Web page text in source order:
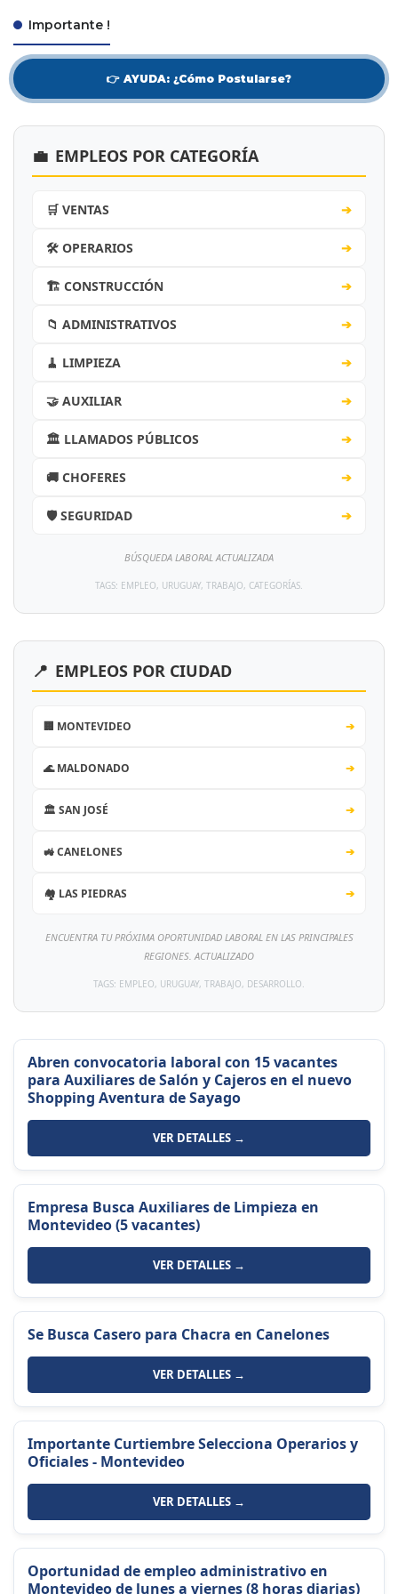
Importante !
👉 AYUDA: ¿Cómo Postularse?
💼 EMPLEOS POR CATEGORÍA
🛒 VENTAS ➔
🛠️ OPERARIOS ➔
🏗️ CONSTRUCCIÓN ➔
📁 ADMINISTRATIVOS ➔
🧹 LIMPIEZA ➔
🤝 AUXILIAR ➔
🏛️ LLAMADOS PÚBLICOS ➔
🚚 CHOFERES ➔
🛡️ SEGURIDAD ➔
BÚSQUEDA LABORAL ACTUALIZADA
TAGS: EMPLEO, URUGUAY, TRABAJO, CATEGORÍAS.
📍 EMPLEOS POR CIUDAD
🏢 MONTEVIDEO ➔
🌊 MALDONADO ➔
🏛️ SAN JOSÉ ➔
🚜 CANELONES ➔
🏘️ LAS PIEDRAS ➔
ENCUENTRA TU PRÓXIMA OPORTUNIDAD LABORAL EN LAS PRINCIPALES
REGIONES. ACTUALIZADO
TAGS: EMPLEO, URUGUAY, TRABAJO, DESARROLLO.
Abren convocatoria laboral con 15 vacantes
para Auxiliares de Salón y Cajeros en el nuevo
Shopping Aventura de Sayago
VER DETALLES →
Empresa Busca Auxiliares de Limpieza en
Montevideo (5 vacantes)
VER DETALLES →
Se Busca Casero para Chacra en Canelones
VER DETALLES →
Importante Curtiembre Selecciona Operarios y
Oficiales - Montevideo
VER DETALLES →
Oportunidad de empleo administrativo en
Montevideo de lunes a viernes (8 horas diarias)